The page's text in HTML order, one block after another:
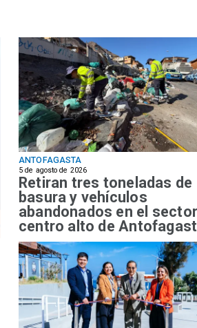
ANTOFAGASTA
5 de agosto de 2026
Retiran tres toneladas de
basura y vehículos
abandonados en el sector
centro alto de